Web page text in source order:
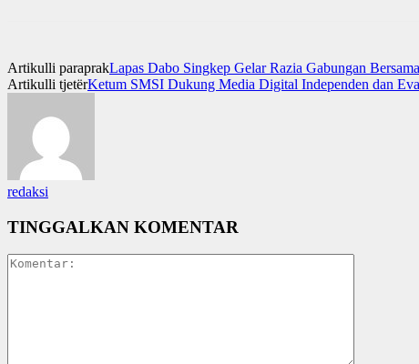
Artikulli paraprakLapas Dabo Singkep Gelar Razia Gabungan
Artikulli tjetërKetum SMSI Dukung Media Digital Independen dan
redaksi
TINGGALKAN KOMENTAR